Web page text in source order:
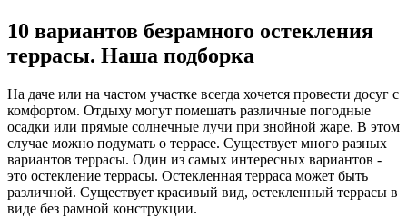
10 вариантов безрамного остекления
террасы. Наша подборка
На даче или на частом участке всегда хочется провести досуг с
комфортом. Отдыху могут помешать различные погодные
осадки или прямые солнечные лучи при знойной жаре. В этом
случае можно подумать о террасе. Существует много разных
вариантов террасы. Один из самых интересных вариантов -
это остекление террасы. Остекленная терраса может быть
различной. Существует красивый вид, остекленный террасы в
виде без рамной конструкции.